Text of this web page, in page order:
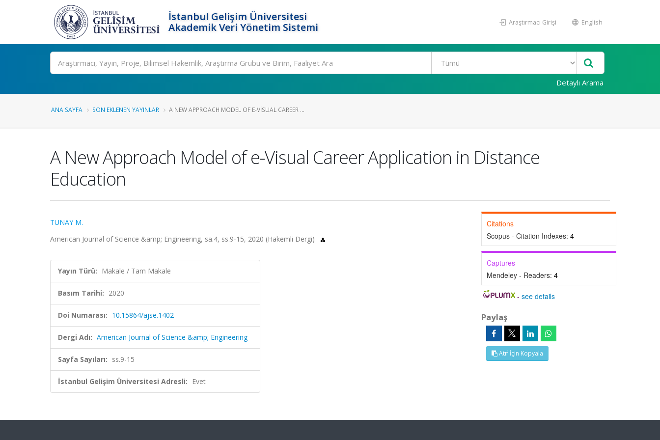
İstanbul Gelişim Üniversitesi
Akademik Veri Yönetim Sistemi
Araştırmacı Girişi English
Ara
Detaylı Arama
ANA SAYFA SON EKLENEN YAYINLAR A NEW APPROACH MODEL OF E-VISUAL CAREER ...
A New Approach Model of e-Visual Career Application in Distance
Education
TUNAY M.
American Journal of Science &amp; Engineering, sa.4, ss.9-15, 2020 (Hakemli Dergi)
Yayın Türü: Makale / Tam Makale
Basım Tarihi: 2020
Doi Numarası: 10.15864/ajse.1402
Dergi Adı: American Journal of Science &amp; Engineering
Sayfa Sayıları: ss.9-15
İstanbul Gelişim Üniversitesi Adresli: Evet
Citations
Scopus - Citation Indexes: 4
Captures
Mendeley - Readers: 4
-see details
Paylaş
Atıf İçin Kopyala